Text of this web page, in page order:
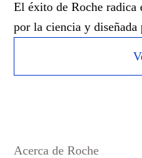
El éxito de Roche radica
por la ciencia y
Acerca de Roche